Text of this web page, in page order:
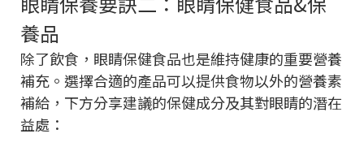
養品
除了飲食，眼睛保健食品也是維持健康的重要營養
補充。選擇合適的產品可以提供食物以外的營養素
補給，下方分享建議的保健成分及其對眼睛的潛在
益處：